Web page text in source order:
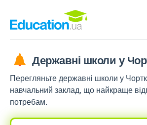
Державні школи у
Перегляньте державні школи у
навчальний заклад, що найкраще
потребам.